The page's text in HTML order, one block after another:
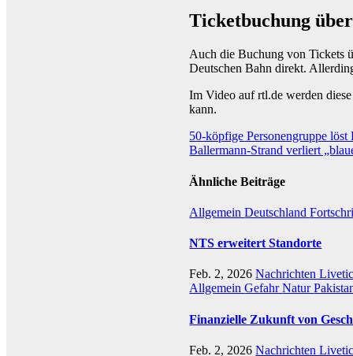
Ticketbuchung
Auch die Buchung von Tickets
Deutschen Bahn direkt.
Im Video auf rtl.de werden
kann.
Beitragsnavigation
50-köpfige Personengruppe löst
Ballermann-Strand verliert
Ähnliche Beiträge
AllgemeinDeutschland
NTS erweitert Standorte
Feb. 2, 2026 Nachrichten
AllgemeinGefahrNatur
Finanzielle Zukunft von
Feb. 2, 2026 Nachrichten